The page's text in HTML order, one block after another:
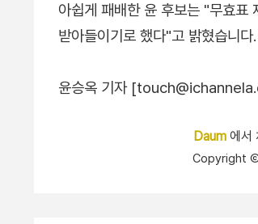
아쉽게 패배한 윤 후보는 "무효표
받아들이기로 했다"고 밝혔습니다.
윤승옥 기자
Daum 에서
Copyright Ⓒ